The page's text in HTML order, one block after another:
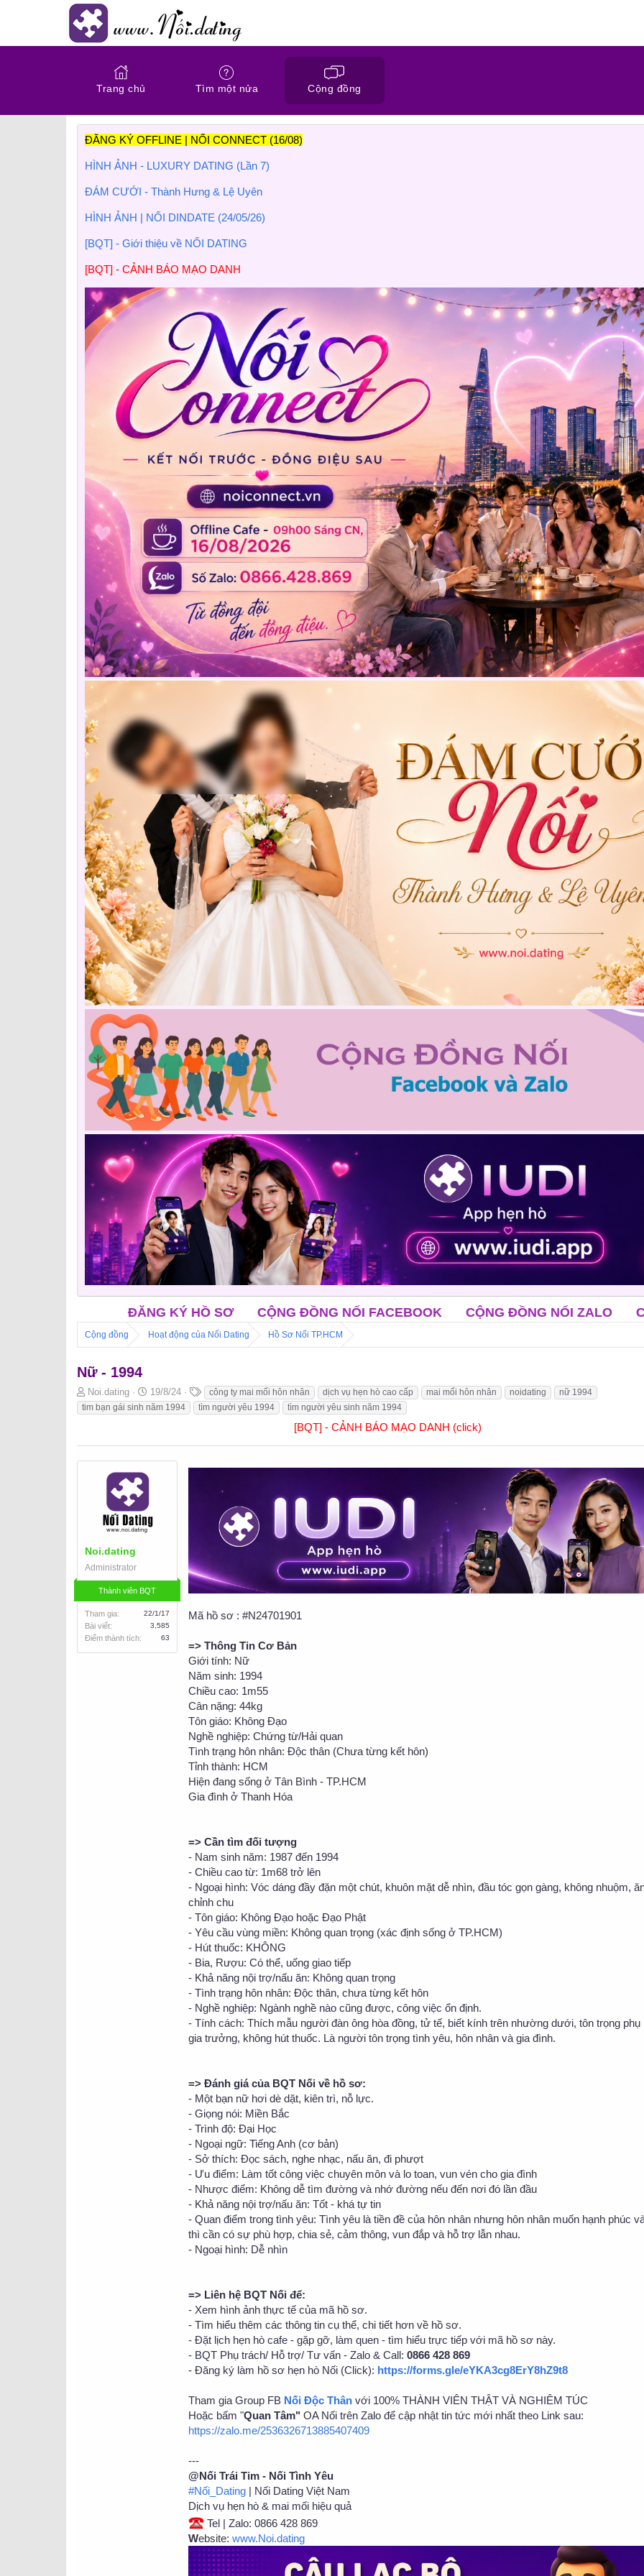
Trang chủ Tìm một nửa Cộng đồng
ĐĂNG KÝ OFFLINE | NỐI CONNECT (16/08)
HÌNH ẢNH - LUXURY DATING (Lần 7)
ĐÁM CƯỚI - Thành Hưng & Lệ Uyên
HÌNH ẢNH | NỐI DINDATE (24/05/26)
[BQT] - Giới thiệu về NỐI DATING
[BQT] - CẢNH BÁO MẠO DANH
CỘNG ĐỒNG NỐI FACEBOOK CỘNG ĐỒNG NỐI ZALO CLB ĐỘC THÂN
Cộng đồng Hoạt động của Nối Dating Hồ Sơ Nối TP.HCM
Nữ - 1994
B
ắ
t
ầ
Noi.dating
N
g
à
b
19/8/24
h
ẻ
công ty mai mối hôn nhân dịch vụ hẹn hò cao cấp mai mối hôn nhân noidating
nữ 1994
tim bạn gái sinh năm 1994
tìm người yêu 1994 tìm người yêu sinh năm 1994
[BQT] - CẢNH BÁO MẠO DANH (click)
Noi.dating
Administrator
Thành viên BQT
Tham gia 22/1/17
Bài viết 3,585
Điểm thành tích 63
Mã hồ sơ : #N24701901
=> Thông Tin Cơ Bản
Giới tính: Nữ
Năm sinh: 1994
Chiều cao: 1m55
Cân nặng: 44kg
Tôn giáo: Không Đạo
Nghề nghiệp: Chứng từ/Hải quan
Tình trạng hôn nhân: Độc thân (Chưa từng kết hôn)
Tỉnh thành: HCM
Hiện đang sống ở Tân Bình - TP.HCM
Gia đình ở Thanh Hóa
=> Cần tìm đối tượng
- Nam sinh năm: 1987 đến 1994
- Chiều cao từ: 1m68 trở lên
- Ngoại hình: Vóc dáng đầy đặn một chút, khuôn mặt dễ nhìn, đầu tóc gọn gàng, không nhuộm,
chỉnh chu
- Tôn giáo: Không Đạo hoặc Đạo Phật
- Yêu cầu vùng miền: Không quan trọng (xác định sống ở TP.HCM)
- Hút thuốc: KHÔNG
- Bia, Rượu: Có thể, uống giao tiếp
- Khả năng nội trợ/nấu ăn: Không quan trọng
- Tình trạng hôn nhân: Độc thân, chưa từng kết hôn
- Nghề nghiệp: Ngành nghề nào cũng được, công việc ổn định.
- Tính cách: Thích mẫu người đàn ông hòa đồng, tử tế, biết kính trên nhường dưới, tôn trọng phụ
gia trưởng, không hút thuốc. Là người tôn trọng tình yêu, hôn nhân và gia đình.
=> Đánh giá của BQT Nối về hồ sơ:
- Một bạn nữ hơi dè dặt, kiên trì, nỗ lực.
- Giọng nói: Miền Bắc
- Trình độ: Đại Học
- Ngoại ngữ: Tiếng Anh (cơ bản)
- Sở thích: Đọc sách, nghe nhạc, nấu ăn, đi phượt
- Ưu điểm: Làm tốt công việc chuyên môn và lo toan, vun vén cho gia đình
- Nhược điểm: Không dễ tìm đường và nhớ đường nếu đến nơi đó lần đầu
- Khả năng nội trợ/nấu ăn: Tốt - khá tự tin
- Quan điểm trong tình yêu: Tình yêu là tiền đề của hôn nhân nhưng hôn nhân muốn hạnh phúc
thì cần có sự phù hợp, chia sẻ, cảm thông, vun đắp và hỗ trợ lẫn nhau.
- Ngoại hình: Dễ nhìn
=> Liên hệ BQT Nối để:
- Xem hình ảnh thực tế của mã hồ sơ.
- Tìm hiểu thêm các thông tin cụ thể, chi tiết hơn về hồ sơ.
- Đặt lịch hẹn hò cafe - gặp gỡ, làm quen - tìm hiểu trực tiếp với mã hồ sơ này.
- BQT Phụ trách/ Hỗ trợ/ Tư vấn - Zalo & Call: 0866 428 869
- Đăng ký làm hồ sơ hẹn hò Nối (Click): https://forms.gle/eYKA3cg8ErY8hZ9t8
Tham gia Group FB Nối Độc Thân với 100% THÀNH VIÊN THẬT VÀ NGHIÊM TÚC
Hoặc bấm "Quan Tâm" OA Nối trên Zalo để cập nhật tin tức mới nhất theo Link sau:
https://zalo.me/2536326713885407409
---
@Nối Trái Tim - Nối Tình Yêu
#Nối_Dating | Nối Dating Việt Nam
Dịch vụ hẹn hò & mai mối hiệu quả
Tel | Zalo: 0866 428 869
Website: www.Noi.dating